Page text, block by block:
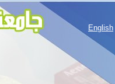
English